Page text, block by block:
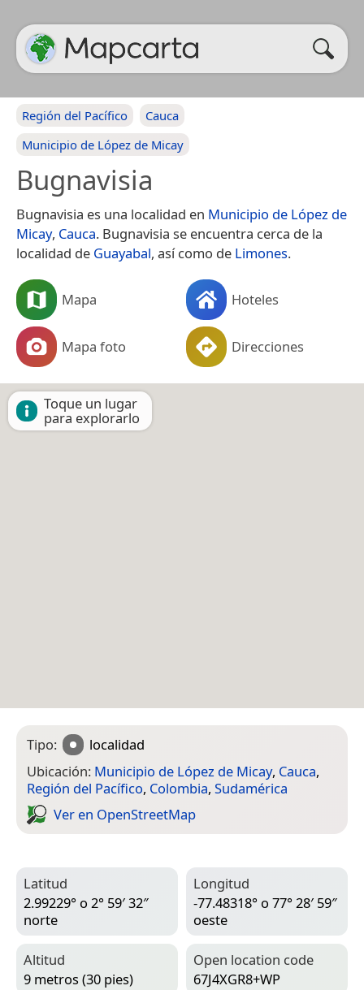
Región del Pacífico
Cauca
Municipio de López de Micay
Bugnavisia
Bugnavisia es una localidad en Municipio de López de
Micay, Cauca. Bugnavisia se encuentra cerca de la
localidad de Guayabal, así como de Limones.
Mapa Hoteles
Mapa foto Direcciones
Toque un lugar
para explorarlo
Tipo:
localidad
Ubicación: Municipio de López de Micay, Cauca,
Región del Pacífico, Colombia, Sudamérica
Ver en Open­Street­Map
Latitud
2.99229° o 2° 59′ 32″
norte
Longitud
-77.48318° o 77° 28′ 59″
oeste
Altitud
9 metros (30 pies)
Open location code
67J4XGR8+WP